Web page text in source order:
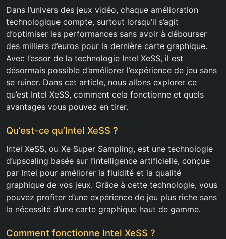
Dans l’univers des jeux vidéo, chaque amélioration
technologique compte, surtout lorsqu’il s’agit
d’optimiser les performances sans avoir à débourser
des milliers d’euros pour la dernière carte graphique.
Avec l’essor de la technologie Intel XeSS, il est
désormais possible d’améliorer l’expérience de jeu sans
se ruiner. Dans cet article, nous allons explorer ce
qu’est Intel XeSS, comment cela fonctionne et quels
avantages vous pouvez en tirer.
Qu’est-ce qu’Intel XeSS ?
Intel XeSS, ou Xe Super Sampling, est une technologie
d’upscaling basée sur l’intelligence artificielle, conçue
par Intel pour améliorer la fluidité et la qualité
graphique de vos jeux. Grâce à cette technologie, vous
pouvez profiter d’une expérience de jeu plus riche sans
la nécessité d’une carte graphique haut de gamme.
Comment fonctionne Intel XeSS ?